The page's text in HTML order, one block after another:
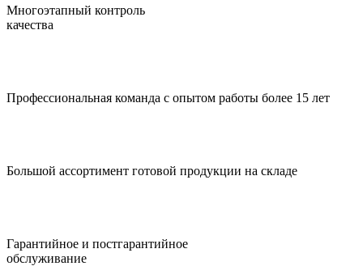
Многоэтапный контроль
качества
Профессиональная команда с опытом работы более 15 лет
Большой ассортимент готовой продукции на складе
Гарантийное и постгарантийное
обслуживание